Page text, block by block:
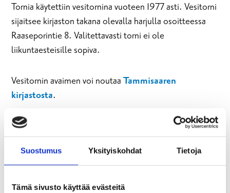
Suostumus Yksityiskohdat Tietoja
Tämä sivusto käyttää evästeitä
Tornia käytettiin vesitornina vuoteen 1977 asti. Vesitorni
sijaitsee kirjaston takana olevalla harjulla osoitteessa
Raaseporintie 8. Valitettavasti torni ei ole
liikuntaesteisille sopiva.
Vesitornin avaimen voi noutaaTammisaaren
kirjastosta.
Osoite:
Aukioloajat:
Tiistai klo10–19